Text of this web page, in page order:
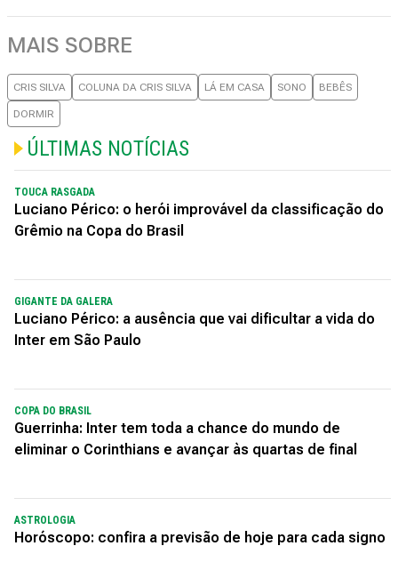
MAIS SOBRE
CRIS SILVA COLUNA DA CRIS SILVA LÁ EM CASA SONO BEBÊS
DORMIR
ÚLTIMAS NOTÍCIAS
TOUCA RASGADA
Luciano Périco: o herói improvável da classificação do
Grêmio na Copa do Brasil
GIGANTE DA GALERA
Luciano Périco: a ausência que vai dificultar a vida do
Inter em São Paulo
COPA DO BRASIL
Guerrinha: Inter tem toda a chance do mundo de
eliminar o Corinthians e avançar às quartas de final
ASTROLOGIA
Horóscopo: confira a previsão de hoje para cada signo